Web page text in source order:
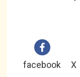
facebook X